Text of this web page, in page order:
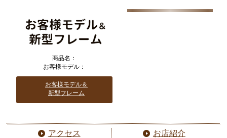
商品名：
お客様モデル：
お客様モデル＆
新型フレーム
アクセス お店紹介